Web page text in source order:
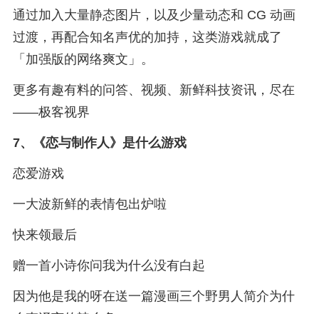
通过加入大量静态图片，以及少量动态和 CG 动画
过渡，再配合知名声优的加持，这类游戏就成了
「加强版的网络爽文」。
更多有趣有料的问答、视频、新鲜科技资讯，尽在
——极客视界
7、 《恋与制作人》是什么游戏
恋爱游戏
一大波新鲜的表情包出炉啦
快来领最后
赠一首小诗你问我为什么没有白起
因为他是我的呀在送一篇漫画三个野男人简介为什